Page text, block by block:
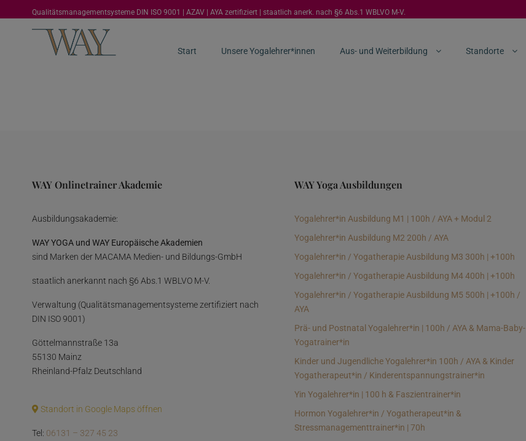
Qualitätsmanagementsysteme DIN ISO 9001 | AZAV | AYA zertifiziert | staatlich anerk. nach §6 Abs.1 WBLVO M-V.
Start Unsere Yogalehrer*innen Aus- und Weiterbildung Standorte
WAY Onlinetrainer Akademie
Ausbildungsakademie:
WAY YOGA und WAY Europäische Akademien
sind Marken der MACAMA Medien- und Bildungs-GmbH
staatlich anerkannt nach §6 Abs.1 WBLVO M-V.
Verwaltung (Qualitätsmanagementsysteme zertifiziert nach
DIN ISO 9001)
Göttelmannstraße 13a
55130 Mainz
Rheinland-Pfalz Deutschland
Standort in Google Maps öffnen
Tel: 06131 – 327 45 23
WAY Yoga Ausbildungen
Yogalehrer*in Ausbildung M1 | 100h / AYA + Modul 2
Yogalehrer*in Ausbildung M2 200h / AYA
Yogalehrer*in / Yogatherapie Ausbildung M3 300h | +100h
Yogalehrer*in / Yogatherapie Ausbildung M4 400h | +100h
Yogalehrer*in / Yogatherapie Ausbildung M5 500h | +100h /
AYA
Prä- und Postnatal Yogalehrer*in | 100h / AYA & Mama-Baby-
Yogatrainer*in
Kinder und Jugendliche Yogalehrer*in 100h / AYA & Kinder
Yogatherapeut*in / Kinderentspannungstrainer*in
Yin Yogalehrer*in | 100 h & Faszientrainer*in
Hormon Yogalehrer*in / Yogatherapeut*in &
Stressmanagementtrainer*in | 70h